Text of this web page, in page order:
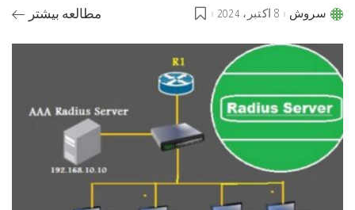
Postedسروش 8 اکتبر، 2024 مطالعه بیشتر